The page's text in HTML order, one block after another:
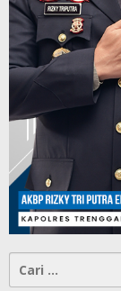
untuk: